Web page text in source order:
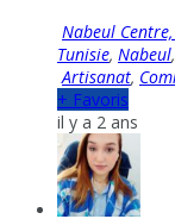
Nabeul
Tunisie, Nabeul‎,
Artisanat,
+ Favoris
il y a 2 ans